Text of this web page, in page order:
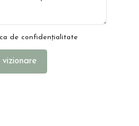
de confidențialitate